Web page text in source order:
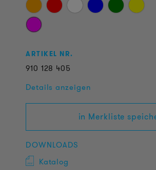
ARTIKEL NR.
910 128 405
Details anzeigen
in Merkliste
DOWNLOADS
Katalog